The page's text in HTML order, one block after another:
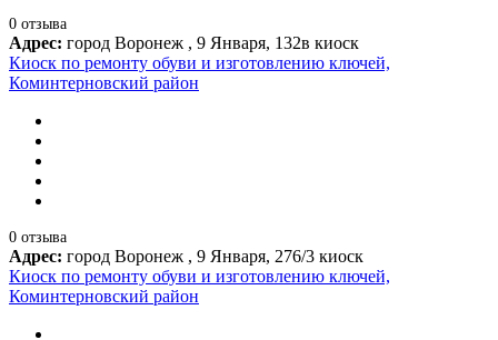
0 отзыва
Адрес: город Воронеж , 9 Января, 132в киоск
Киоск по ремонту обуви и изготовлению ключей,
Коминтерновский район
0 отзыва
Адрес: город Воронеж , 9 Января, 276/3 киоск
Киоск по ремонту обуви и изготовлению ключей,
Коминтерновский район